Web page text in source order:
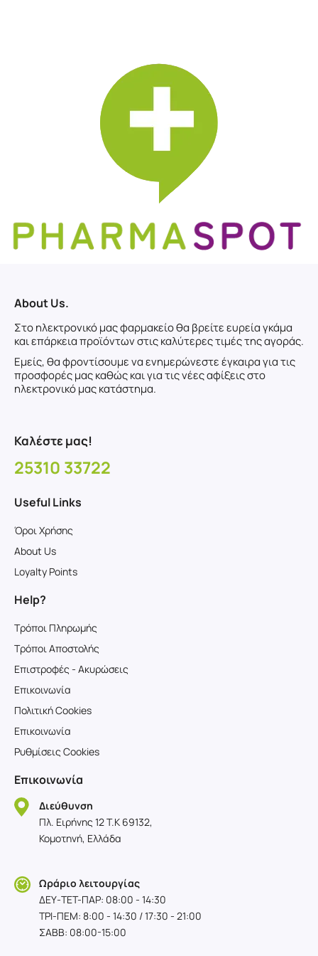
About Us.
Στο ηλεκτρονικό μας φαρμακείο θα βρείτε ευρεία γκάμα
και επάρκεια προϊόντων στις καλύτερες τιμές της αγοράς.
Εμείς, θα φροντίσουμε να ενημερώνεστε έγκαιρα για τις
προσφορές μας καθώς και για τις νέες αφίξεις στο
ηλεκτρονικό μας κατάστημα.
Καλέστε μας!
25310 33722
Useful Links
Όροι Χρήσης
About Us
Loyalty Points
Help?
Τρόποι Πληρωμής
Τρόποι Αποστολής
Επιστροφές - Ακυρώσεις
Επικοινωνία
Πολιτική Cookies
Επικοινωνία
Ρυθμίσεις Cookies
Επικοινωνία
Διεύθυνση
Πλ. Ειρήνης 12 T.K 69132,
Κομοτηνή, Ελλάδα
Ωράριο λειτουργίας
ΔΕΥ-TET-ΠΑΡ: 08:00 - 14:30
ΤΡΙ-ΠΕΜ: 8:00 - 14:30 / 17:30 - 21:00
ΣΑΒΒ: 08:00-15:00